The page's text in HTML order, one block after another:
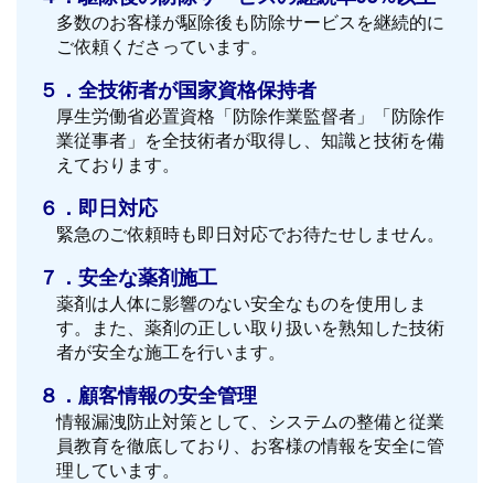
多数のお客様が駆除後も防除サービスを継続的に
ご依頼くださっています。
５．全技術者が国家資格保持者
厚生労働省必置資格「防除作業監督者」「防除作
業従事者」を全技術者が取得し、知識と技術を備
えております。
６．即日対応
緊急のご依頼時も即日対応でお待たせしません。
７．安全な薬剤施工
薬剤は人体に影響のない安全なものを使用しま
す。また、薬剤の正しい取り扱いを熟知した技術
者が安全な施工を行います。
８．顧客情報の安全管理
情報漏洩防止対策として、システムの整備と従業
員教育を徹底しており、お客様の情報を安全に管
理しています。